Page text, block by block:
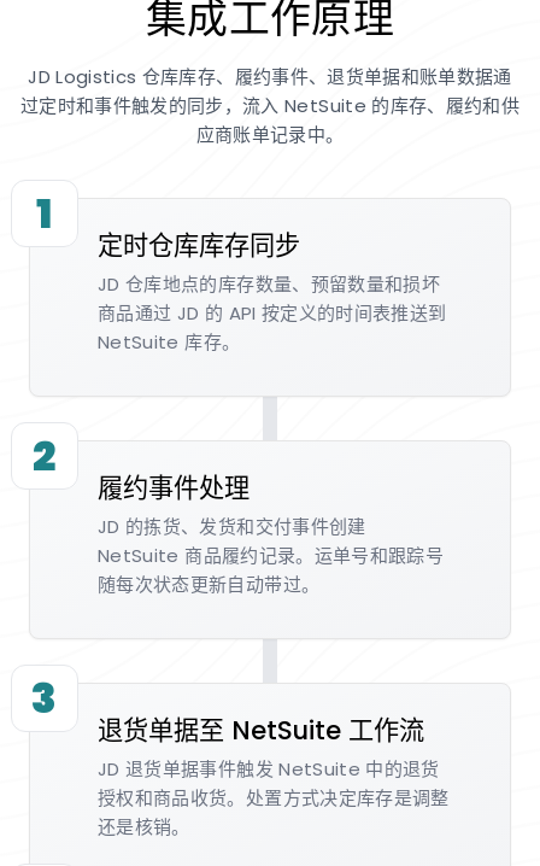
集成工作原理
JD Logistics 仓库库存、履约事件、退货单据和账单数据通
过定时和事件触发的同步，流入 NetSuite 的库存、履约和供
应商账单记录中。
1
定时仓库库存同步
JD 仓库地点的库存数量、预留数量和损坏
商品通过 JD 的 API 按定义的时间表推送到
NetSuite 库存。
2
履约事件处理
JD 的拣货、发货和交付事件创建
NetSuite 商品履约记录。运单号和跟踪号
随每次状态更新自动带过。
3
退货单据至 NetSuite 工作流
JD 退货单据事件触发 NetSuite 中的退货
授权和商品收货。处置方式决定库存是调整
还是核销。